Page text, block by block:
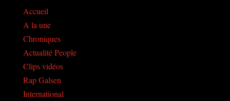
Accueil
A la une
Chroniques
Actualité People
Clips vidéos
Rap Galsen
International